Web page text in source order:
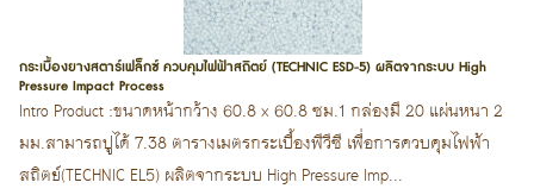
กระเบื้องยางสตาร์เฟล็กซ์ ควบคุมไฟฟ้าสถิตย์ (TECHNIC ESD-5) ผลิตจากระบบ High
Pressure Impact Process
Intro Product :ขนาดหน้ากว้าง 60.8 x 60.8 ซม.1 กล่องมี 20 แผ่นหนา 2
มม.สามารถปูได้ 7.38 ตารางเมตรกระเบื้องพีวีซี เพื่อการควบคุมไฟฟ้า
สถิตย์(TECHNIC EL5) ผลิตจากระบบ High Pressure Imp...